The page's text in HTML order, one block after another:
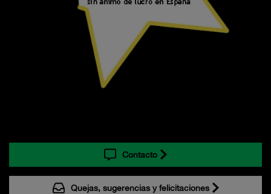
Contacto
Quejas, sugerencias y felicitaciones